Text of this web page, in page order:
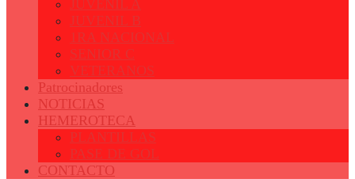
JUVENIL A
JUVENIL B
1RA NACIONAL
SENIOR C
VETERANOS
Patrocinadores
NOTICIAS
HEMEROTECA
PLANTILLAS
PASE DE GOL
CONTACTO